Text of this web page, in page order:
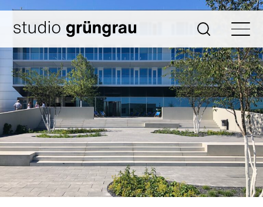
Zum
Inhalt
springen
Startseite Suche